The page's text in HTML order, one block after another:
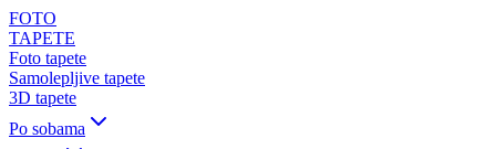
FOTO
TAPETE
Foto tapete
Samolepljive tapete
3D tapete
Po sobama